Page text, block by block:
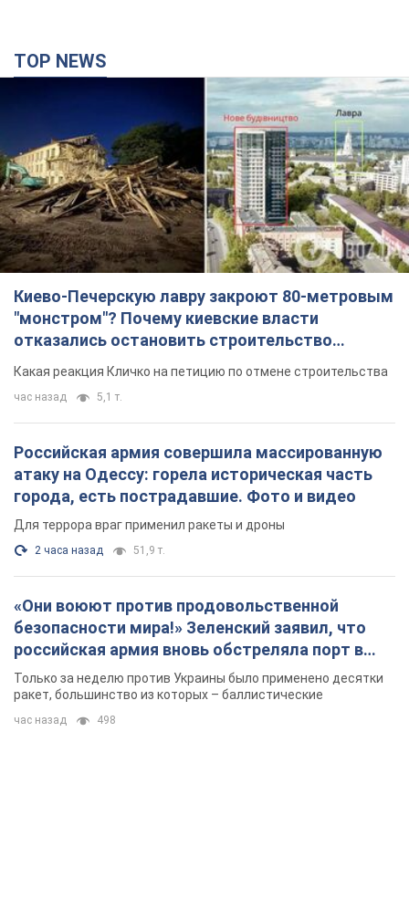
Киево-Печерскую лавру закроют 80-метровым
"монстром"? Почему киевские власти
отказались остановить строительство
небоскреба "московского верующего"
Какая реакция Кличко на петицию по отмене строительства
час назад 5,1 т.
Российская армия совершила массированную
атаку на Одессу: горела историческая часть
города, есть пострадавшие. Фото и видео
Для террора враг применил ракеты и дроны
2 часа назад 51,9 т.
«Они воюют против продовольственной
безопасности мира!» Зеленский заявил, что
российская армия вновь обстреляла порт в
Одессе
Только за неделю против Украины было применено десятки